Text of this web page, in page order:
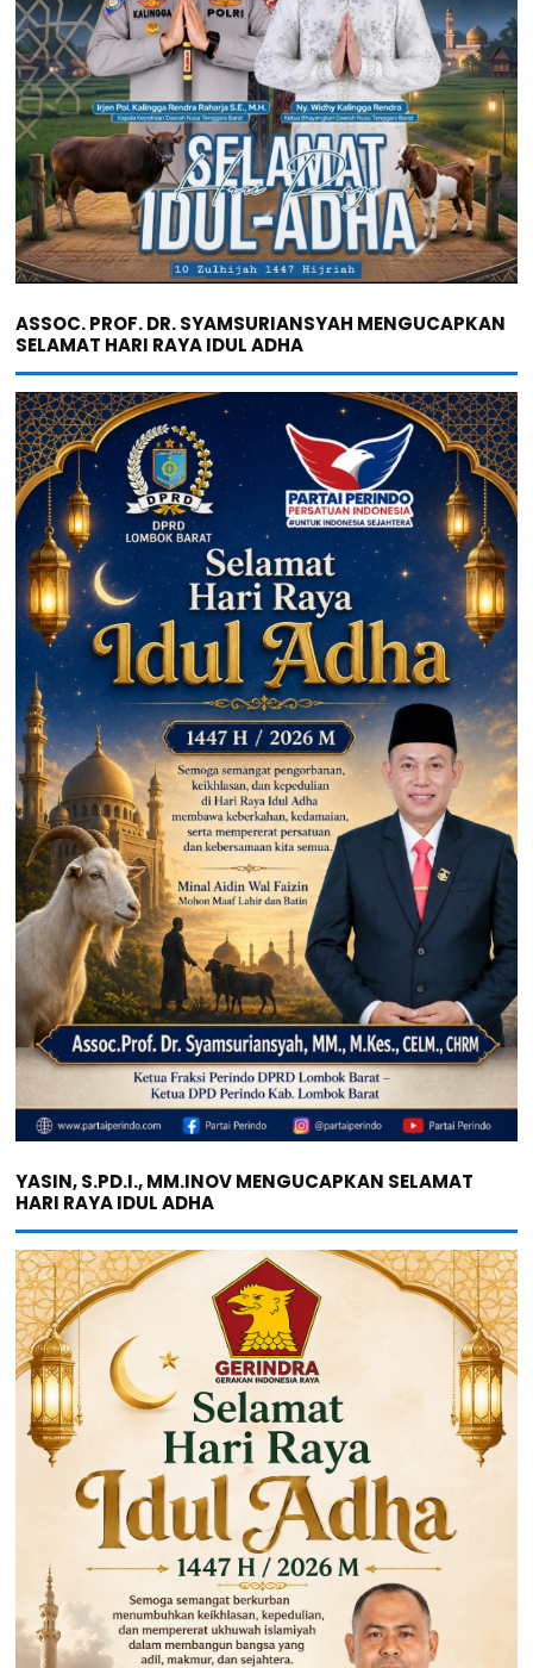
ASSOC. PROF. DR. SYAMSURIANSYAH MENGUCAPKAN
SELAMAT HARI RAYA IDUL ADHA
YASIN, S.PD.I., MM.INOV MENGUCAPKAN SELAMAT
HARI RAYA IDUL ADHA